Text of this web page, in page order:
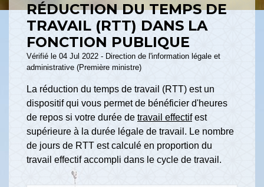
RÉDUCTION DU TEMPS DE
TRAVAIL (RTT) DANS LA
FONCTION PUBLIQUE
Vérifié le 04 Jul 2022 - Direction de l'information légale et
administrative (Première ministre)
La réduction du temps de travail (RTT) est un
dispositif qui vous permet de bénéficier d'heures
de repos si votre durée de travail effectifest
supérieure à la durée légale de travail. Le nombre
de jours de RTT est calculé en proportion du
travail effectif accompli dans le cycle de travail.